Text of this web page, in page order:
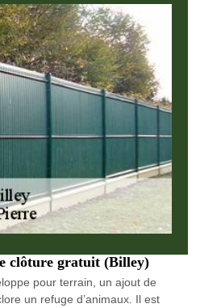
clôture gratuit (Billey)
pour terrain, un ajout de
un refuge d’animaux. Il est